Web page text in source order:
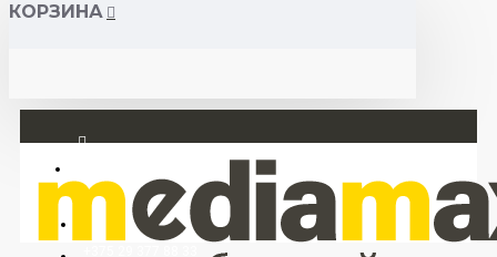
КОРЗИНА
Регистрация